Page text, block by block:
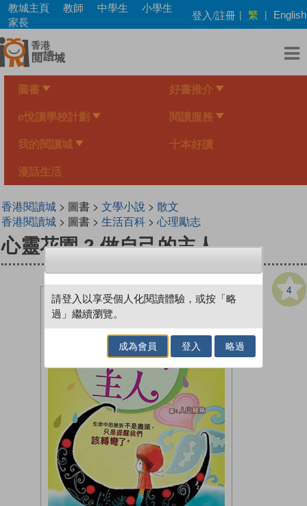
Skip
main
content
教城主頁 教師 中學生
小學生
家長
登入/註冊 | 繁 | English
圖書 好書推介
e悅讀學校計劃 閱讀服務
我的閱讀城 十本好讀
漫話生活
香港閱讀城> 圖書 > 文學小說 > 散文
香港閱讀城> 圖書 > 生活百科> 心理勵志
心靈花園 2 做自己的主人
4
請登入以享受個人化閱讀體驗，或按「略
過」繼續瀏覽。
成為會員 登入 略過